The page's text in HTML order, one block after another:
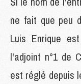
ne fait que peu
Luis Enrique
l'adjoint n°1 de
est réglé depuis